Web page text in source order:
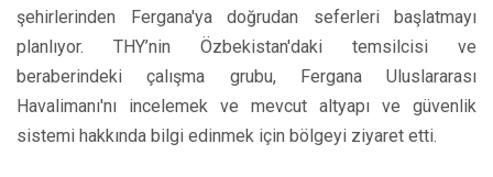
şehirlerinden Fergana'ya doğrudan seferleri başlatmayı
planlıyor. THY’nin Özbekistan'daki temsilcisi ve
beraberindeki çalışma grubu, Fergana Uluslararası
Havalimanı'nı incelemek ve mevcut altyapı ve güvenlik
sistemi hakkında bilgi edinmek için bölgeyi ziyaret etti.